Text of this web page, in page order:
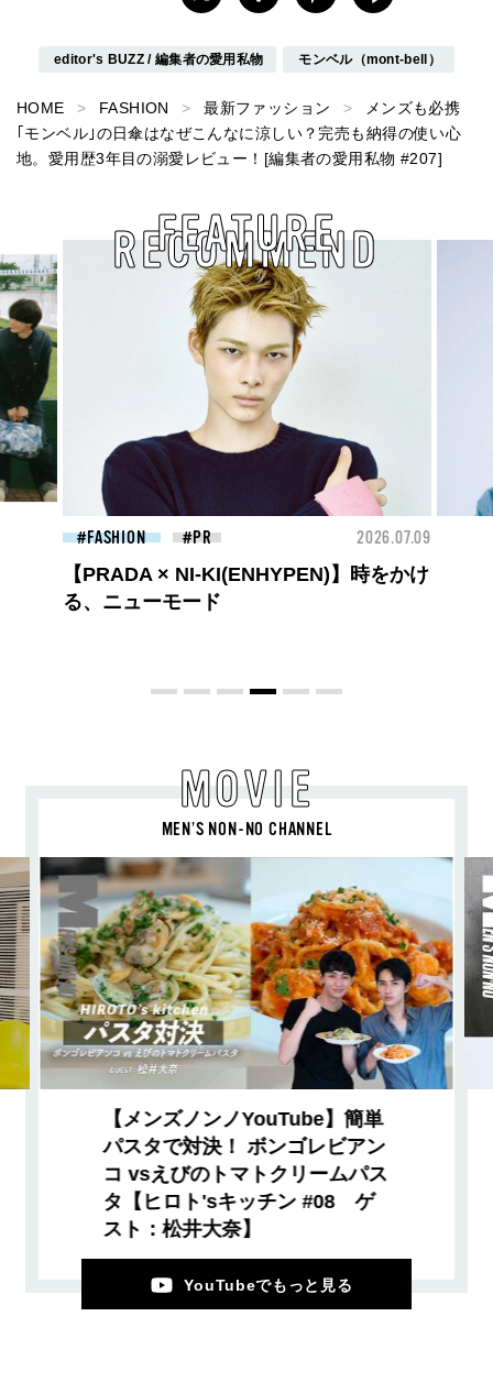
editor's BUZZ / 編集者の愛用私物 モンベル（mont-bell）
HOME FASHION 最新ファッション
メンズも必携
｢モンベル｣の日傘はなぜこんなに涼しい？完売も納得の使い心
地。愛用歴3年目の溺愛レビュー！[編集者の愛用私物 #207]
RECOMMEND
FEATURE
BEAUTY 2026.07.09
夏のパーマ、さらにあか抜け。N.（エヌ
ドット）のスタイリングアイテムで作る
MOVIE
MEN’S NON-NO CHANNEL
【メンズノンノYouTube】簡単
パスタで対決！ ボンゴレビアン
コ vsえびのトマトクリームパス
タ【ヒロト'sキッチン #08 ゲ
スト：松井大奈】
YouTubeでもっと見る